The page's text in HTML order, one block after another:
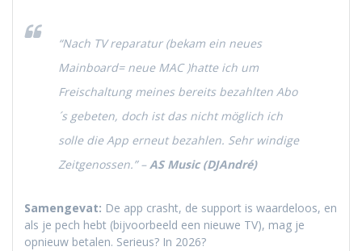
“Nach TV reparatur (bekam ein neues
Mainboard= neue MAC )hatte ich um
Freischaltung meines bereits bezahlten Abo
´s gebeten, doch ist das nicht möglich ich
solle die App erneut bezahlen. Sehr windige
Zeitgenossen.”–AS Music (DJAndré)
Samengevat: De app crasht, de support is waardeloos, en
als je pech hebt (bijvoorbeeld een nieuwe TV), mag je
opnieuw betalen. Serieus? In 2026?